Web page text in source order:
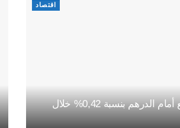
اقتصاد
الدولار يتراجع أمام الدرهم بنسبة 0,42% خلال